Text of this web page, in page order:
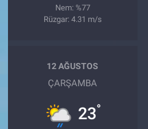
Nem: %77
Rüzgar: 4.31 m/s
12 AĞUSTOS
ÇARŞAMBA
23°